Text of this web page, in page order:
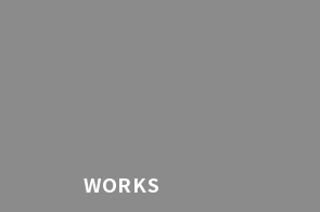
WORKS